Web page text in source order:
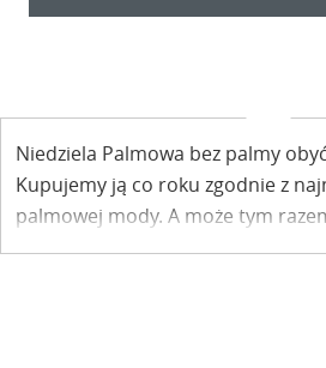
Niedziela Palmowa bez palmy
Kupujemy ją co roku zgodnie z
palmowej mody. A może tym
samodzielnie, łącząc